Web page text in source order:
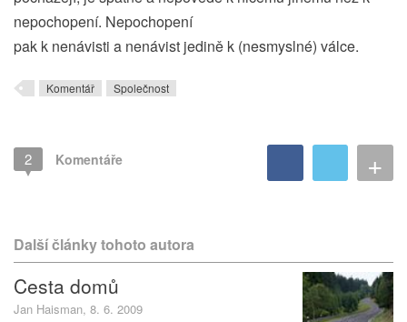
nepochopení. Nepochopení
pak k nenávisti a nenávist jedině k (nesmyslné) válce.
Komentář Společnost
2 Komentáře +
Další články tohoto autora
Cesta domů
Jan Haisman, 8. 6. 2009